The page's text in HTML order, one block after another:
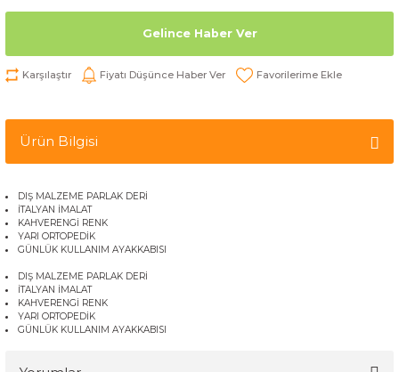
Gelince Haber Ver
Karşılaştır Fiyatı Düşünce Haber Ver
Ürün Bilgisi
DIŞ MALZEME PARLAK DERİ
İTALYAN İMALAT
KAHVERENGİ RENK
YARI ORTOPEDİK
GÜNLÜK KULLANIM AYAKKABISI
DIŞ MALZEME PARLAK DERİ
İTALYAN İMALAT
KAHVERENGİ RENK
YARI ORTOPEDİK
GÜNLÜK KULLANIM AYAKKABISI